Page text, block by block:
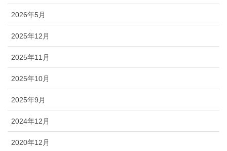
2026年5月
2025年12月
2025年11月
2025年10月
2025年9月
2024年12月
2020年12月